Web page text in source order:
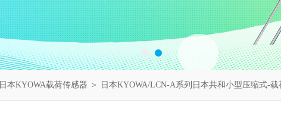
日本KYOWA载荷传感器 ＞ 日本KYOWA/LCN-A系列日本共和小型压缩式-载